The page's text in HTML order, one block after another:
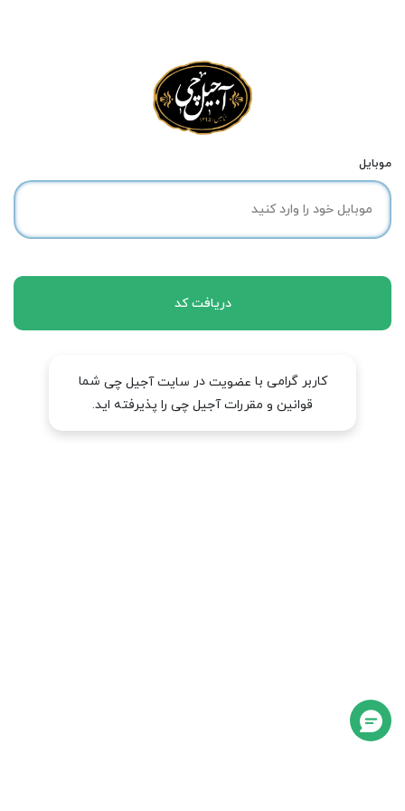
موبایل
دریافت کد
کاربر گرامی با عضویت در سایت آجیل چی شما
قوانین و مقررات آجیل چی را پذیرفته اید.